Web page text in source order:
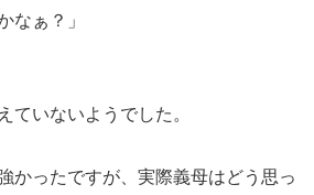
なぁ？」
ていないようでした。
かったですが、実際義母はどう思っ